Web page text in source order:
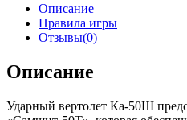
Описание
Правила игры
Отзывы(0)
Описание
Ударный вертолет Ка-50Ш